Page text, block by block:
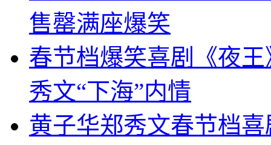
售罄满座爆笑
春节档爆笑喜剧《夜
秀文“下海”内情
黄子华郑秀文春节档